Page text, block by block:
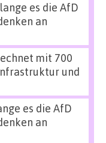
es die AfD
an
mit 700
und
es die AfD
an